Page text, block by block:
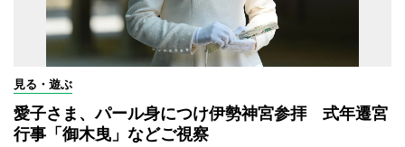
見る・遊ぶ
愛子さま、パール身につけ伊勢神宮参拝 式年遷宮
行事「御木曳」などご視察